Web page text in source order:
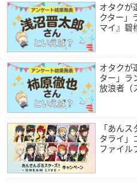
オタクが
クター」
マイ』碧
オタクが
ター」ラ
放浪者（
「あん
タライ」
ファイル